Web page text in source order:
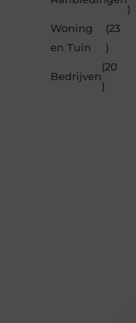
)
Woning
en Tuin
(23
)
Bedrijven
(20
)